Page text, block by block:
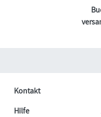
Kontakt
Hilfe